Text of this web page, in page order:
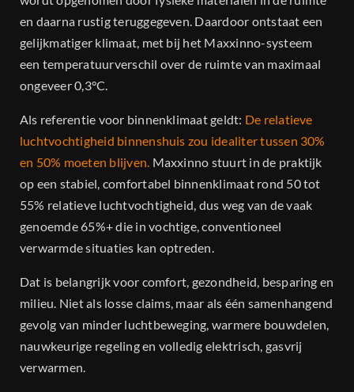
en daarna rustig teruggegeven. Daardoor ontstaat een
gelijkmatiger klimaat, met bij het Maxxinno-systeem
een temperatuurverschil over de ruimte van maximaal
ongeveer 0,3°C.
Als referentie voor binnenklimaat geldt: De relatieve
luchtvochtigheid binnenshuis zou idealiter tussen 30%
en 50% moeten blijven. Maxxinno stuurt in de praktijk
op een stabiel, comfortabel binnenklimaat rond 50 tot
55% relatieve luchtvochtigheid, dus weg van de vaak
genoemde 65%+ die in vochtige, conventioneel
verwarmde situaties kan optreden.
Dat is belangrijk voor comfort, gezondheid, besparing en
milieu. Niet als losse claims, maar als één samenhangend
gevolg van minder luchtbeweging, warmere bouwdelen,
nauwkeurige regeling en volledig elektrisch, gasvrij
verwarmen.